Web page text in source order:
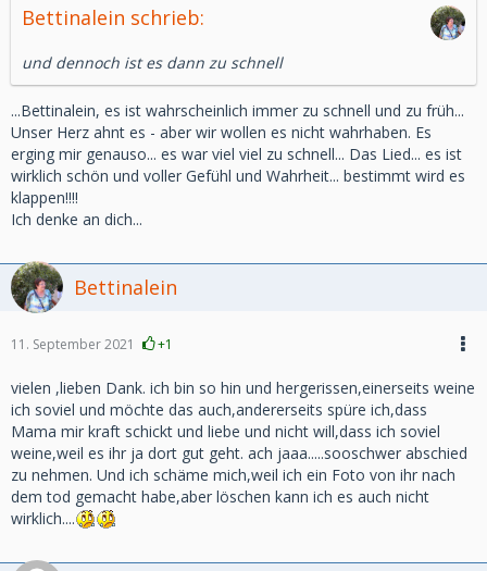
Bettinalein schrieb:
und dennoch ist es dann zu schnell
...Bettinalein, es ist wahrscheinlich immer zu schnell und zu früh...
Unser Herz ahnt es - aber wir wollen es nicht wahrhaben. Es
erging mir genauso... es war viel viel zu schnell... Das Lied... es ist
wirklich schön und voller Gefühl und Wahrheit... bestimmt wird es
klappen!!!!
Ich denke an dich...
Bettinalein
11. September 2021 +1
vielen ,lieben Dank. ich bin so hin und hergerissen,einerseits weine
ich soviel und möchte das auch,andererseits spüre ich,dass
Mama mir kraft schickt und liebe und nicht will,dass ich soviel
weine,weil es ihr ja dort gut geht. ach jaaa.....sooschwer abschied
zu nehmen. Und ich schäme mich,weil ich ein Foto von ihr nach
dem tod gemacht habe,aber löschen kann ich es auch nicht
wirklich....